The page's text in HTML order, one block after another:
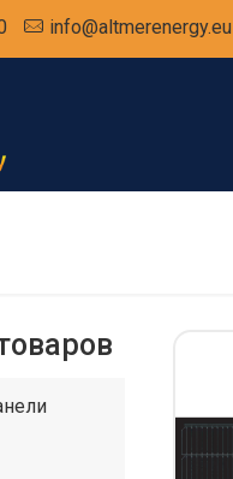
info@altmerenergy.eu